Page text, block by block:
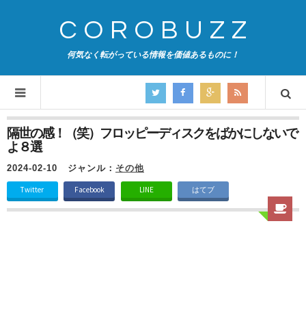
COROBUZZ
何気なく転がっている情報を価値あるものに！
隔世の感！（笑）フロッピーディスクをばかにしないで
よ８選
2024-02-10 ジャンル： その他
Twitter Facebook LINE はてブ